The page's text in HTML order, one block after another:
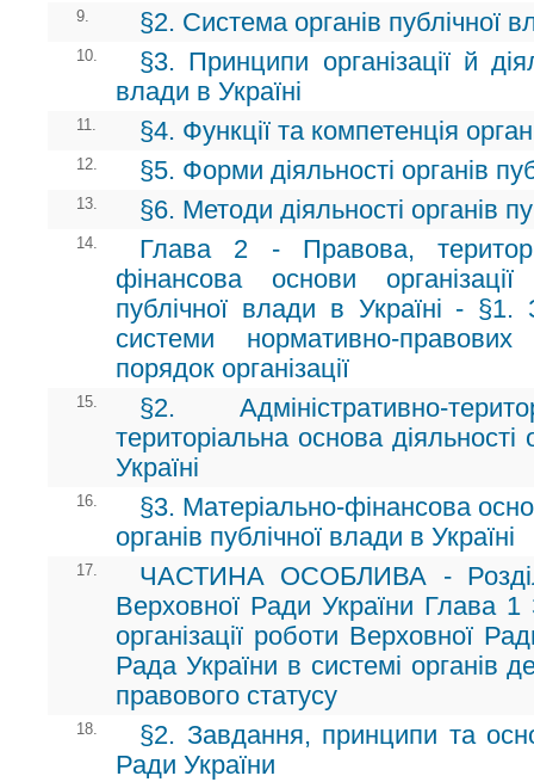
9. §2. Система органів публічної
10.
§3. Принципи організації й
влади в Україні
11. §4. Функції та компетенція
12. §5. Форми діяльності органів
13. §6. Методи діяльності органів
14.
Глава 2 - Правова,
фінансова основи
публічної влади в Україні - §1.
системи нормативно-
порядок організації
15.
§2. Адміністративно-
територіальна основа діяльності
Україні
16.
§3. Матеріально-фінансова
органів публічної влади в Україні
17.
ЧАСТИНА ОСОБЛИВА - Розділ
Верховної Ради України Глава 1
організації роботи Верховної
Рада України в системі органів
правового статусу
18.
§2. Завдання, принципи та
Ради України